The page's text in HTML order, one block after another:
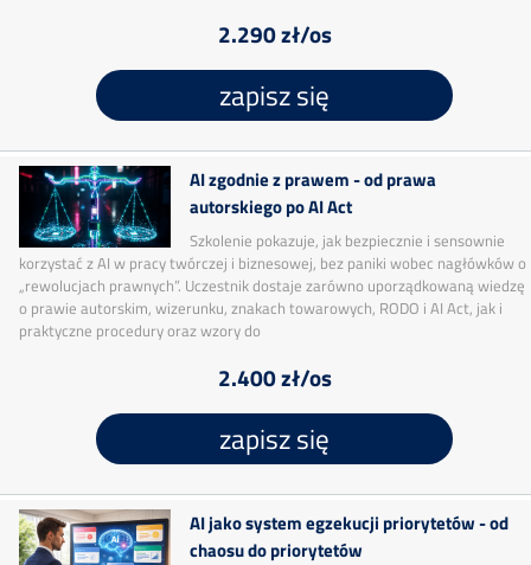
2.290 zł/os
zapisz się
AI zgodnie z prawem - od prawa
autorskiego po AI Act
Szkolenie pokazuje, jak bezpiecznie i sensownie
korzystać z AI w pracy twórczej i biznesowej, bez paniki wobec nagłówków o
„rewolucjach prawnych”. Uczestnik dostaje zarówno uporządkowaną wiedzę
o prawie autorskim, wizerunku, znakach towarowych, RODO i AI Act, jak i
praktyczne procedury oraz wzory do
2.400 zł/os
zapisz się
AI jako system egzekucji priorytetów - od
chaosu do priorytetów